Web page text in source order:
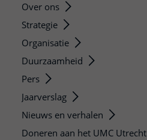
Over ons
Strategie
Organisatie
Duurzaamheid
Pers
Jaarverslag
Nieuws en verhalen
Doneren aan het UMC Utrecht